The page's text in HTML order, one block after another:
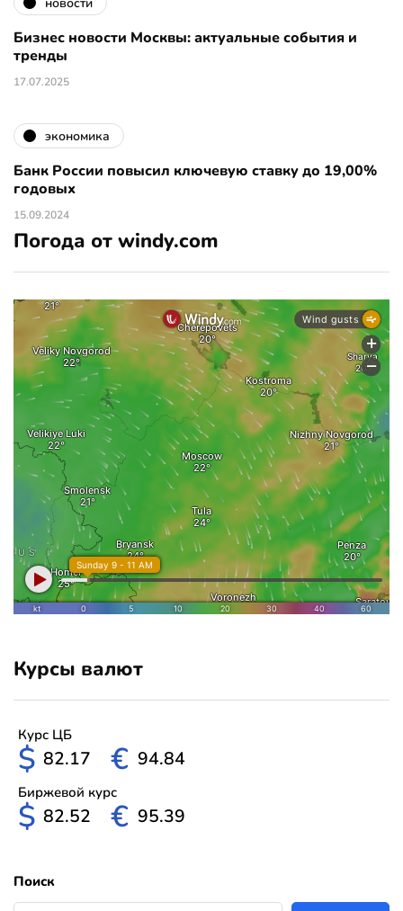
Бизнес новости Москвы: актуальные события и
тренды
17.07.2025
экономика
Банк России повысил ключевую ставку до 19,00%
годовых
15.09.2024
Погода от windy.com
Курсы валют
Курс ЦБ
$ 82.17 € 94.84
Биржевой курс
$ 82.52 € 95.39
Поиск